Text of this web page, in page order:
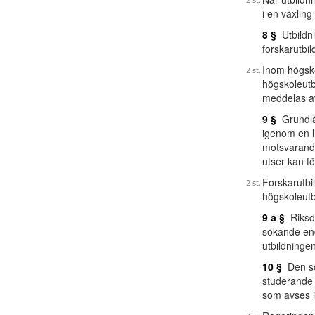
i en
8 §
Inom
meddelas
9 §
igenom en
utser kan
9 a §
sökande
10 § Den
som avses